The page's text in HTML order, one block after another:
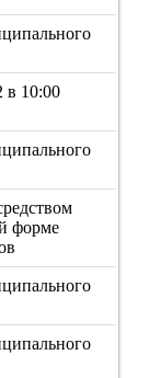
в 10:00
форме